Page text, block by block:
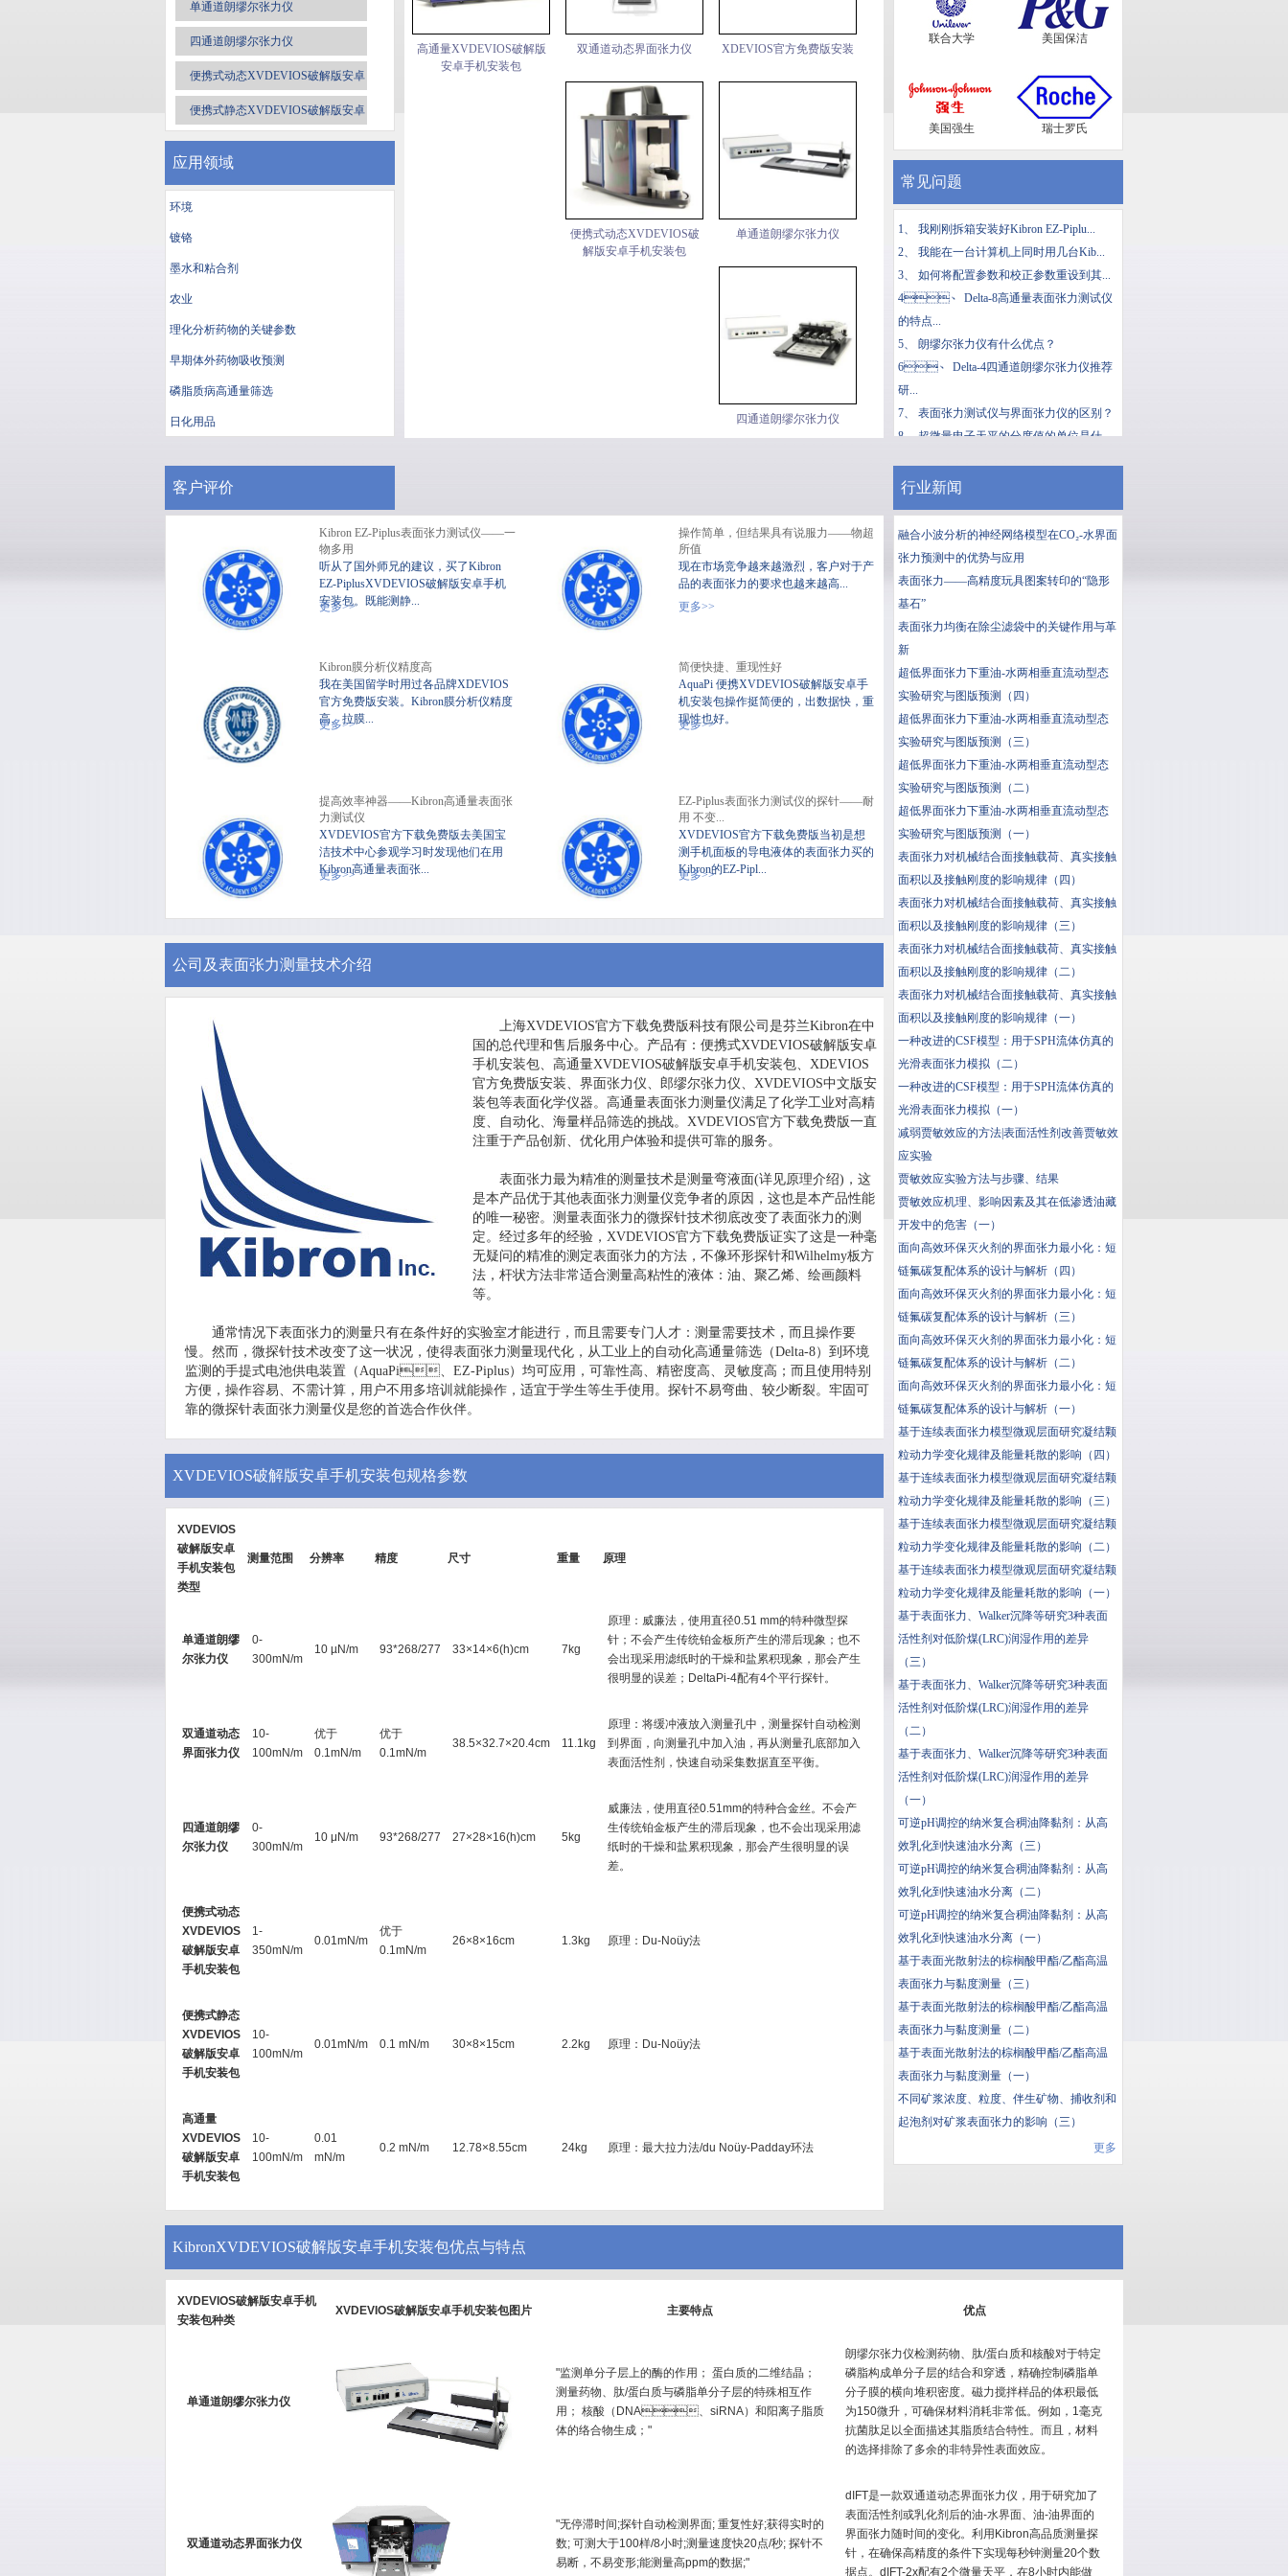
单通道朗缪尔张力仪
四通道朗缪尔张力仪
便携式动态XVDEVIOS破解版安卓
手机安装包
便携式静态XVDEVIOS破解版安卓
手机安装包
应用领域
环境
镀铬
墨水和粘合剂
农业
理化分析药物的关键参数
早期体外药物吸收预测
磷脂质病高通量筛选
日化用品
高通量XVDEVIOS破解版
安卓手机安装包
双通道动态界面张力仪 XDEVIOS官方免费版安装
便携式动态XVDEVIOS破
解版安卓手机安装包
单通道朗缪尔张力仪
四通道朗缪尔张力仪
便携式静态XVDEVIOS破
XVDEVIOS中文版安装包
联合大学 美国保洁
美国强生 瑞士罗氏
常见问题
1、 我刚刚拆箱安装好Kibron EZ-Piplu...
2、 我能在一台计算机上同时用几台Kib...
3、 如何将配置参数和校正参数重设到其...
4、 Delta-8高通量表面张力测试仪
的特点...
5、 朗缪尔张力仪有什么优点？
6、 Delta-4四通道朗缪尔张力仪推荐
研...
7、 表面张力测试仪与界面张力仪的区别？
8、超微量电子天平的分度值的单位是什...
客户评价
Kibron EZ-Piplus表面张力测试仪——一
物多用
听从了国外师兄的建议，买了Kibron
EZ-PiplusXVDEVIOS破解版安卓手机
安装包。既能测静...
更多>>
操作简单，但结果具有说服力——物超
所值
现在市场竞争越来越激烈，客户对于产
品的表面张力的要求也越来越高...
更多>>
Kibron膜分析仪精度高
我在美国留学时用过各品牌XDEVIOS
官方免费版安装。Kibron膜分析仪精度
高、拉膜...
更多>>
简便快捷、重现性好
AquaPi 便携XVDEVIOS破解版安卓手
机安装包操作挺简便的，出数据快，重
现性也好。
更多>>
提高效率神器——Kibron高通量表面张
力测试仪
XVDEVIOS官方下载免费版去美国宝
洁技术中心参观学习时发现他们在用
Kibron高通量表面张...
更多>>
EZ-Piplus表面张力测试仪的探针——耐
用 不变...
XVDEVIOS官方下载免费版当初是想
测手机面板的导电液体的表面张力买的
Kibron的EZ-Pipl...
更多>>
公司及表面张力测量技术介绍
上海XVDEVIOS官方下载免费版科技有限公司是芬兰Kibron在中
国的总代理和售后服务中心。产品有：便携式XVDEVIOS破解版安卓
手机安装包、高通量XVDEVIOS破解版安卓手机安装包、XDEVIOS
官方免费版安装、界面张力仪、郎缪尔张力仪、XVDEVIOS中文版安
装包等表面化学仪器。高通量表面张力测量仪满足了化学工业对高精
度、自动化、海量样品筛选的挑战。XVDEVIOS官方下载免费版一直
注重于产品创新、优化用户体验和提供可靠的服务。
表面张力最为精准的测量技术是测量弯液面(详见原理介绍)，这
是本产品优于其他表面张力测量仪竞争者的原因，这也是本产品性能
的唯一秘密。测量表面张力的微探针技术彻底改变了表面张力的测
定。经过多年的经验，XVDEVIOS官方下载免费版证实了这是一种毫
无疑问的精准的测定表面张力的方法，不像环形探针和Wilhelmy板方
法，杆状方法非常适合测量高粘性的液体：油、聚乙烯、绘画颜料
等。
通常情况下表面张力的测量只有在条件好的实验室才能进行，而且需要专门人才：测量需要技术，而且操作要
慢。然而，微探针技术改变了这一状况，使得表面张力测量现代化，从工业上的自动化高通量筛选（Delta-8）到环境
监测的手提式电池供电装置（AquaPi、EZ-Piplus）均可应用，可靠性高、精密度高、灵敏度高；而且使用特别
方便，操作容易、不需计算，用户不用多培训就能操作，适宜于学生等生手使用。探针不易弯曲、较少断裂。牢固可
靠的微探针表面张力测量仪是您的首选合作伙伴。
XVDEVIOS破解版安卓手机安装包规格参数
XVDEVIOS
破解版安卓
手机安装包
类型
测量范围 分辨率 精度 尺寸 重量 原理
单通道朗缪
尔张力仪
0-
300mN/m
10 µN/m 93*268/277 33×14×6(h)cm 7kg
原理：威廉法，使用直径0.51 mm的特种微型探
针；不会产生传统铂金板所产生的滞后现象；也不
会出现采用滤纸时的干燥和盐累积现象，那会产生
很明显的误差；DeltaPi-4配有4个平行探针。
双通道动态
界面张力仪
10-
100mN/m
优于
0.1mN/m
优于
0.1mN/m
38.5×32.7×20.4cm 11.1kg
原理：将缓冲液放入测量孔中，测量探针自动检测
到界面，向测量孔中加入油，再从测量孔底部加入
表面活性剂，快速自动采集数据直至平衡。
四通道朗缪
尔张力仪
0-
300mN/m
10 μN/m 93*268/277 27×28×16(h)cm 5kg
威廉法，使用直径0.51mm的特种合金丝。不会产
生传统铂金板产生的滞后现象，也不会出现采用滤
纸时的干燥和盐累积现象，那会产生很明显的误
差。
便携式动态
XVDEVIOS
破解版安卓
手机安装包
1-
350mN/m
0.01mN/m
优于
0.1mN/m
26×8×16cm 1.3kg 原理：Du-Noüy法
便携式静态
XVDEVIOS
破解版安卓
手机安装包
10-
100mN/m
0.01mN/m 0.1 mN/m 30×8×15cm 2.2kg 原理：Du-Noüy法
高通量
XVDEVIOS
破解版安卓
手机安装包
10-
100mN/m
0.01
mN/m
0.2 mN/m 12.78×8.55cm 24kg 原理：最大拉力法/du Noüy-Padday环法
行业新闻
融合小波分析的神经网络模型在CO₂-水界面
张力预测中的优势与应用
表面张力——高精度玩具图案转印的“隐形
基石”
表面张力均衡在除尘滤袋中的关键作用与革
新
超低界面张力下重油-水两相垂直流动型态
实验研究与图版预测（四）
超低界面张力下重油-水两相垂直流动型态
实验研究与图版预测（三）
超低界面张力下重油-水两相垂直流动型态
实验研究与图版预测（二）
超低界面张力下重油-水两相垂直流动型态
实验研究与图版预测（一）
表面张力对机械结合面接触载荷、真实接触
面积以及接触刚度的影响规律（四）
表面张力对机械结合面接触载荷、真实接触
面积以及接触刚度的影响规律（三）
表面张力对机械结合面接触载荷、真实接触
面积以及接触刚度的影响规律（二）
表面张力对机械结合面接触载荷、真实接触
面积以及接触刚度的影响规律（一）
一种改进的CSF模型：用于SPH流体仿真的
光滑表面张力模拟（二）
一种改进的CSF模型：用于SPH流体仿真的
光滑表面张力模拟（一）
减弱贾敏效应的方法|表面活性剂改善贾敏效
应实验
贾敏效应实验方法与步骤、结果
贾敏效应机理、影响因素及其在低渗透油藏
开发中的危害（一）
面向高效环保灭火剂的界面张力最小化：短
链氟碳复配体系的设计与解析（四）
面向高效环保灭火剂的界面张力最小化：短
链氟碳复配体系的设计与解析（三）
面向高效环保灭火剂的界面张力最小化：短
链氟碳复配体系的设计与解析（二）
面向高效环保灭火剂的界面张力最小化：短
链氟碳复配体系的设计与解析（一）
基于连续表面张力模型微观层面研究凝结颗
粒动力学变化规律及能量耗散的影响（四）
基于连续表面张力模型微观层面研究凝结颗
粒动力学变化规律及能量耗散的影响（三）
基于连续表面张力模型微观层面研究凝结颗
粒动力学变化规律及能量耗散的影响（二）
基于连续表面张力模型微观层面研究凝结颗
粒动力学变化规律及能量耗散的影响（一）
基于表面张力、Walker沉降等研究3种表面
活性剂对低阶煤(LRC)润湿作用的差异
（三）
基于表面张力、Walker沉降等研究3种表面
活性剂对低阶煤(LRC)润湿作用的差异
（二）
基于表面张力、Walker沉降等研究3种表面
活性剂对低阶煤(LRC)润湿作用的差异
（一）
可逆pH调控的纳米复合稠油降黏剂：从高
效乳化到快速油水分离（三）
可逆pH调控的纳米复合稠油降黏剂：从高
效乳化到快速油水分离（二）
可逆pH调控的纳米复合稠油降黏剂：从高
效乳化到快速油水分离（一）
基于表面光散射法的棕榈酸甲酯/乙酯高温
表面张力与黏度测量（三）
基于表面光散射法的棕榈酸甲酯/乙酯高温
表面张力与黏度测量（二）
基于表面光散射法的棕榈酸甲酯/乙酯高温
表面张力与黏度测量（一）
不同矿浆浓度、粒度、伴生矿物、捕收剂和
起泡剂对矿浆表面张力的影响（三）
更多
KibronXVDEVIOS破解版安卓手机安装包优点与特点
XVDEVIOS破解版安卓手机
安装包种类
XVDEVIOS破解版安卓手机安装包图片 主要特点 优点
单通道朗缪尔张力仪
"监测单分子层上的酶的作用； 蛋白质的二维结晶；
测量药物、肽/蛋白质与磷脂单分子层的特殊相互作
用； 核酸（DNA、siRNA）和阳离子脂质
体的络合物生成；"
朗缪尔张力仪检测药物、肽/蛋白质和核酸对于特定
磷脂构成单分子层的结合和穿透，精确控制磷脂单
分子膜的横向堆积密度。磁力搅拌样品的体积最低
为150微升，可确保材料消耗非常低。例如，1毫克
抗菌肽足以全面描述其脂质结合特性。而且，材料
的选择排除了多余的非特异性表面效应。
双通道动态界面张力仪
"无停滞时间;探针自动检测界面; 重复性好;获得实时的
数; 可测大于100样/8小时;测量速度快20点/秒; 探针不
易断，不易变形;能测量高ppm的数据;"
dIFT是一款双通道动态界面张力仪，用于研究加了
表面活性剂或乳化剂后的油-水界面、油-油界面的
界面张力随时间的变化。利用Kibron高品质测量探
针，在确保高精度的条件下实现每秒钟测量20个数
据点。dIFT-2x配有2个微量天平，在8小时内能做